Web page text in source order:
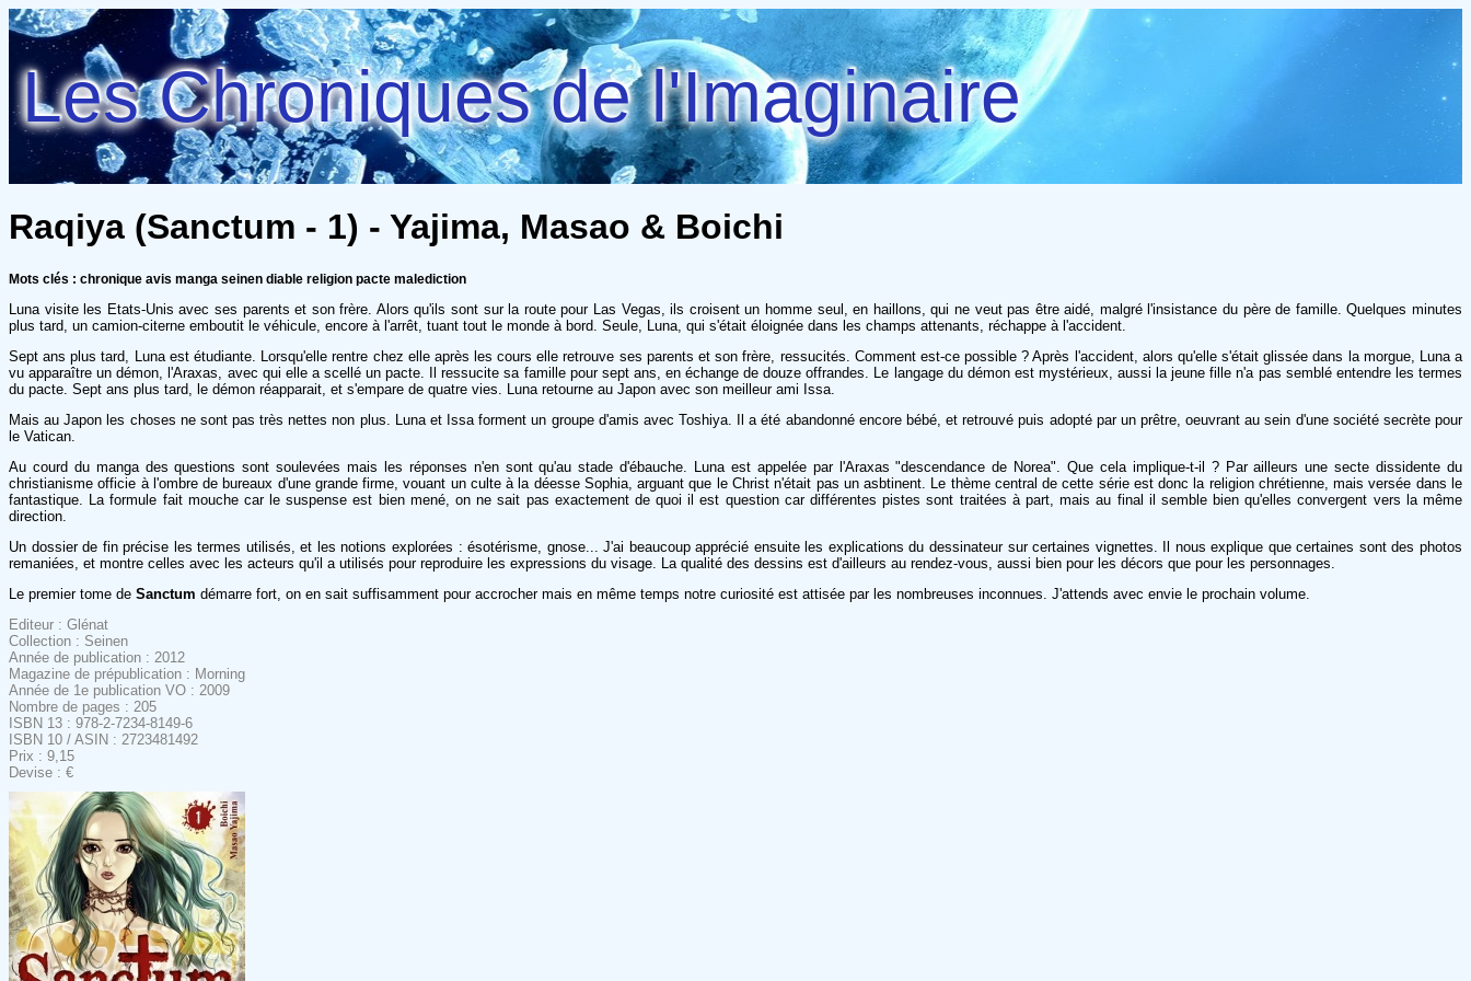
Les Chroniques de l'Imaginaire
Raqiya (Sanctum - 1) - Yajima, Masao & Boichi
Mots clés : chronique avis manga seinen diable religion pacte malediction
Luna visite les Etats-Unis avec ses parents et son frère. Alors qu'ils sont sur la route pour Las Vegas, ils croisent un homme seul, en haillons, qui ne veut pas être aidé, malgré l'insistance du père de famille. Quelques minutes
plus tard, un camion-citerne emboutit le véhicule, encore à l'arrêt, tuant tout le monde à bord. Seule, Luna, qui s'était éloignée dans les champs attenants, réchappe à l'accident.
Sept ans plus tard, Luna est étudiante. Lorsqu'elle rentre chez elle après les cours elle retrouve ses parents et son frère, ressucités. Comment est-ce possible ? Après l'accident, alors qu'elle s'était glissée dans la morgue, Luna a
vu apparaître un démon, l'Araxas, avec qui elle a scellé un pacte. Il ressucite sa famille pour sept ans, en échange de douze offrandes. Le langage du démon est mystérieux, aussi la jeune fille n'a pas semblé entendre les termes
du pacte. Sept ans plus tard, le démon réapparait, et s'empare de quatre vies. Luna retourne au Japon avec son meilleur ami Issa.
Mais au Japon les choses ne sont pas très nettes non plus. Luna et Issa forment un groupe d'amis avec Toshiya. Il a été abandonné encore bébé, et retrouvé puis adopté par un prêtre, oeuvrant au sein d'une société secrète pour
le Vatican.
Au courd du manga des questions sont soulevées mais les réponses n'en sont qu'au stade d'ébauche. Luna est appelée par l'Araxas "descendance de Norea". Que cela implique-t-il ? Par ailleurs une secte dissidente du
christianisme officie à l'ombre de bureaux d'une grande firme, vouant un culte à la déesse Sophia, arguant que le Christ n'était pas un asbtinent. Le thème central de cette série est donc la religion chrétienne, mais versée dans le
fantastique. La formule fait mouche car le suspense est bien mené, on ne sait pas exactement de quoi il est question car différentes pistes sont traitées à part, mais au final il semble bien qu'elles convergent vers la même
direction.
Un dossier de fin précise les termes utilisés, et les notions explorées : ésotérisme, gnose... J'ai beaucoup apprécié ensuite les explications du dessinateur sur certaines vignettes. Il nous explique que certaines sont des photos
remaniées, et montre celles avec les acteurs qu'il a utilisés pour reproduire les expressions du visage. La qualité des dessins est d'ailleurs au rendez-vous, aussi bien pour les décors que pour les personnages.
Le premier tome de Sanctum démarre fort, on en sait suffisamment pour accrocher mais en même temps notre curiosité est attisée par les nombreuses inconnues. J'attends avec envie le prochain volume.
Editeur : Glénat
Collection : Seinen
Année de publication : 2012
Magazine de prépublication : Morning
Année de 1e publication VO : 2009
Nombre de pages : 205
ISBN 13 : 978-2-7234-8149-6
ISBN 10 / ASIN : 2723481492
Prix : 9,15
Devise : €